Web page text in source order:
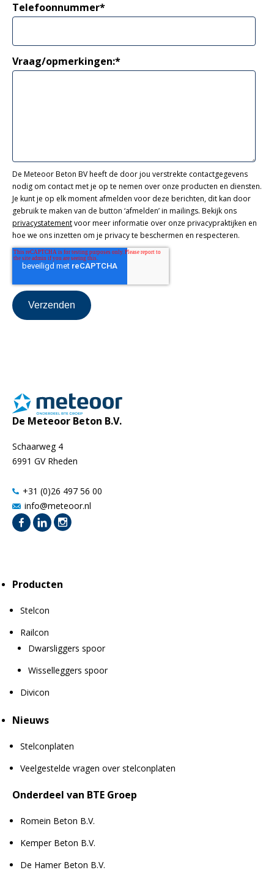
Telefoonnummer*
Vraag/opmerkingen:*
De Meteoor Beton BV heeft de door jou verstrekte contactgegevens
nodig om contact met je op te nemen over onze producten en diensten.
Je kunt je op elk moment afmelden voor deze berichten, dit kan door
gebruik te maken van de button ‘afmelden’ in mailings. Bekijk ons
privacystatementvoor meer informatie over onze privacypraktijken en
hoe we ons inzetten om je privacy te beschermen en respecteren.
De Meteoor Beton B.V.
Schaarweg 4
6991 GV Rheden
+31 (0)26 497 56 00
info@meteoor.nl
Producten
Stelcon
Railcon
Dwarsliggers spoor
Wisselleggers spoor
Divicon
Nieuws
Stelconplaten
Veelgestelde vragen over stelconplaten
Onderdeel van BTE Groep
Romein Beton B.V.
Kemper Beton B.V.
De Hamer Beton B.V.